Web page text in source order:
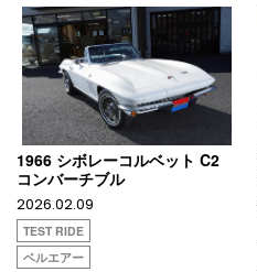
1966 シボレーコルベット C2
コンバーチブル
2026.02.09
TEST RIDE
ベルエアー